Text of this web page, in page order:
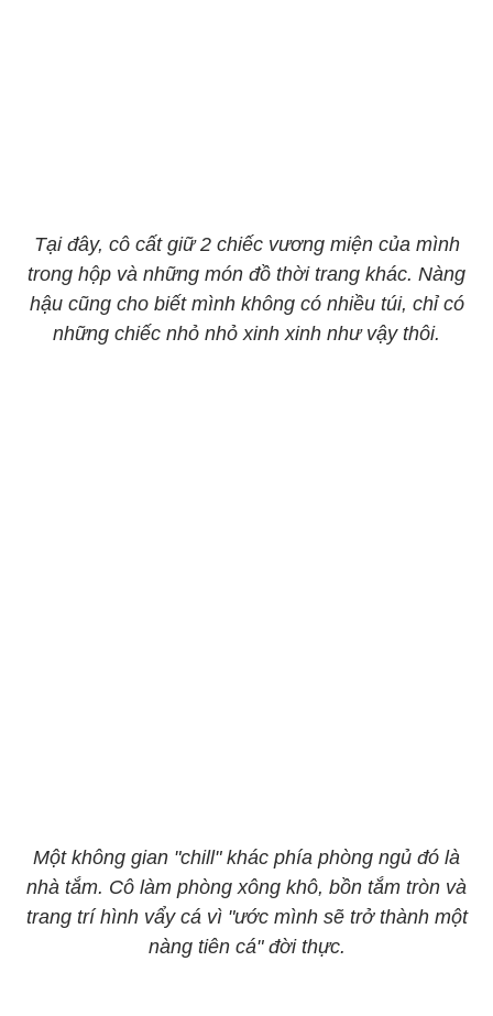
Tại đây, cô cất giữ 2 chiếc vương miện của mình
trong hộp và những món đồ thời trang khác. Nàng
hậu cũng cho biết mình không có nhiều túi, chỉ có
những chiếc nhỏ nhỏ xinh xinh như vậy thôi.
Một không gian "chill" khác phía phòng ngủ đó là
nhà tắm. Cô làm phòng xông khô, bồn tắm tròn và
trang trí hình vẩy cá vì "ước mình sẽ trở thành một
nàng tiên cá" đời thực.